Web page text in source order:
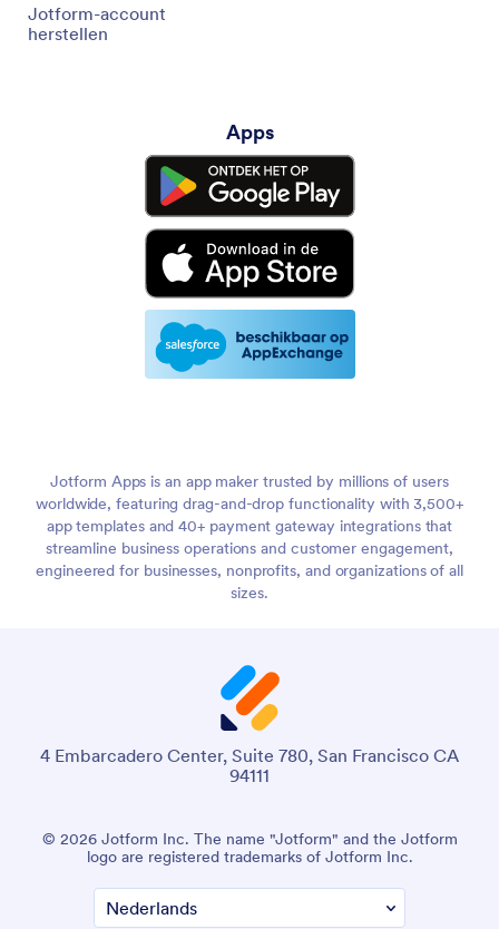
Jotform-account
herstellen
Apps
Jotform Apps is an app maker trusted by millions of users
worldwide, featuring drag-and-drop functionality with 3,500+
app templates and 40+ payment gateway integrations that
streamline business operations and customer engagement,
engineered for businesses, nonprofits, and organizations of all
sizes.
4 Embarcadero Center, Suite 780, San Francisco CA
94111
© 2026 Jotform Inc. The name "Jotform" and the Jotform
logo are registered trademarks of Jotform Inc.